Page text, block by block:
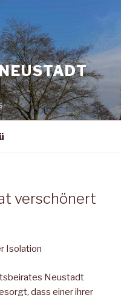
verschönert
Isolation
Neustadt
dass einer ihrer